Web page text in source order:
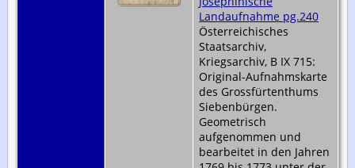
Landaufnahme pg.240
Österreichisches
Staatsarchiv,
Kriegsarchiv, B IX 715:
Original-Aufnahmskarte
des Grossfürtenthums
Siebenbürgen.
Geometrisch
aufgenommen und
bearbeitet in den Jahren